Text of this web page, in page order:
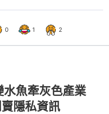
0 1 2
魚牽灰色產業
隱私資訊